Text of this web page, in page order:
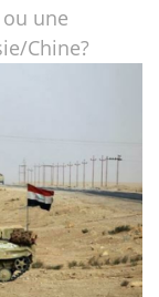
une
Chine?